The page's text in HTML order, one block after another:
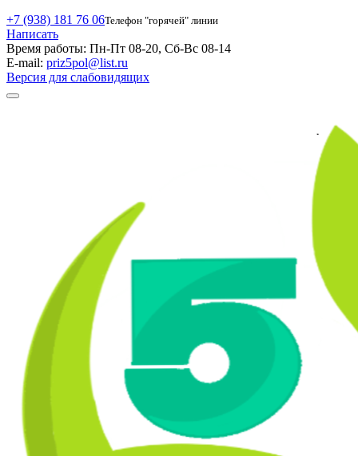
+7 (938) 181 76 06Телефон "горячей" линии
Написать
Время работы: Пн-Пт 08-20, Сб-Вс 08-14
E-mail: priz5pol@list.ru
Версия для слабовидящих